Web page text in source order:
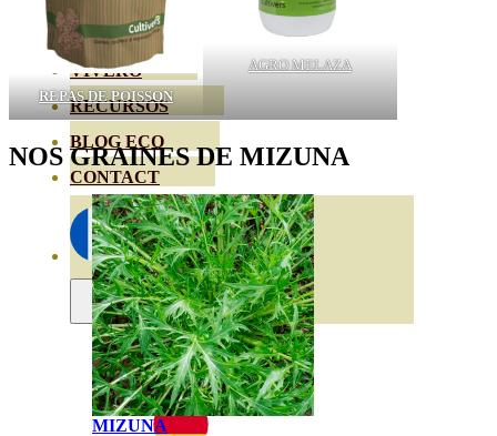
GERANIOS
VIVERO
RECURSOS
BLOG ECO
CONTACT
REPAS DE POISSON
AGRO MELAZA
NOS GRAINES DE MIZUNA
MIZUNA